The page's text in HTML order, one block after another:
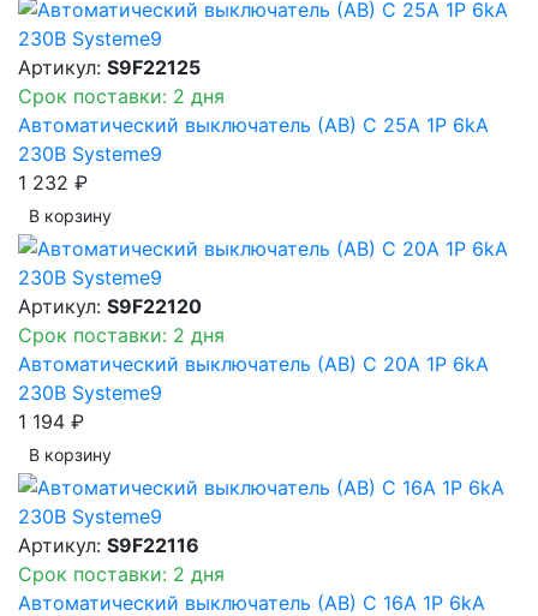
Артикул: S9F22125
Срок поставки: 2 дня
Автоматический выключатель (АВ) C 25A 1P 6kA
230В Systeme9
1 232 ₽
В корзинy
Артикул: S9F22120
Срок поставки: 2 дня
Автоматический выключатель (АВ) C 20A 1P 6kA
230В Systeme9
1 194 ₽
В корзинy
Артикул: S9F22116
Срок поставки: 2 дня
Автоматический выключатель (АВ) C 16A 1P 6kA